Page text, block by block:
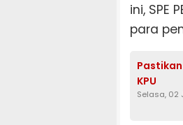
ini, SPE
para
KPU
Selasa, 02